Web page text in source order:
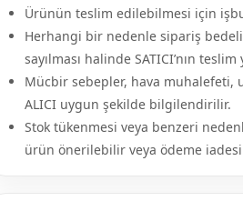
Ürünün teslim edilebilmesi için
Herhangi bir nedenle sipariş
sayılması halinde SATICI’nın
Mücbir sebepler, hava muhalefeti,
ALICI uygun şekilde bilgilendirilir.
Stok tükenmesi veya benzeri
ürün önerilebilir veya ödeme iadesi